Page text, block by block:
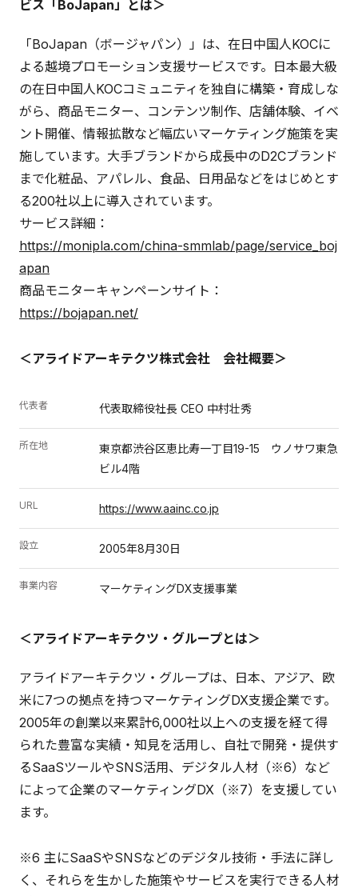
ビス「BoJapan」とは＞
「BoJapan（ボージャパン）」は、在日中国人KOCに
よる越境プロモーション支援サービスです。日本最大級
の在日中国人KOCコミュニティを独自に構築・育成しな
がら、商品モニター、コンテンツ制作、店舗体験、イベ
ント開催、情報拡散など幅広いマーケティング施策を実
施しています。大手ブランドから成長中のD2Cブランド
まで化粧品、アパレル、食品、日用品などをはじめとす
る200社以上に導入されています。
サービス詳細：
https://monipla.com/china-smmlab/page/service_boj
apan
商品モニターキャンペーンサイト：
https://bojapan.net/
＜アライドアーキテクツ株式会社 会社概要＞
代表者 代表取締役社長 CEO 中村壮秀
所在地
東京都渋谷区恵比寿一丁目19-15 ウノサワ東急
ビル4階
URL https://www.aainc.co.jp
設立 2005年8月30日
事業内容 マーケティングDX支援事業
＜アライドアーキテクツ・グループとは＞
アライドアーキテクツ・グループは、日本、アジア、欧
米に7つの拠点を持つマーケティングDX支援企業です。
2005年の創業以来累計6,000社以上への支援を経て得
られた豊富な実績・知見を活用し、自社で開発・提供す
るSaaSツールやSNS活用、デジタル人材（※6）など
によって企業のマーケティングDX（※7）を支援してい
ます。
※6 主にSaaSやSNSなどのデジタル技術・手法に詳し
く、それらを生かした施策やサービスを実行できる人材